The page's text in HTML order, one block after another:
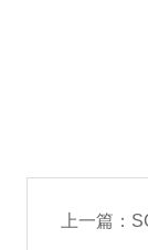
上一篇：